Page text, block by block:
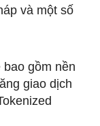
và một số
gồm nền
giao dịch